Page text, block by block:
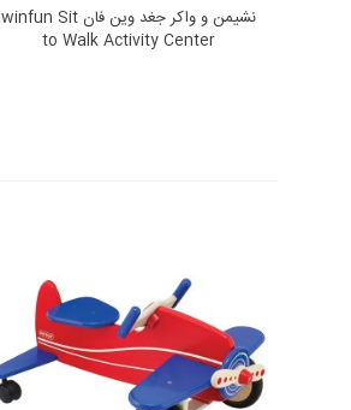
نشیمن و واکر جغد وین فان winfun Sit
to Walk Activity Center